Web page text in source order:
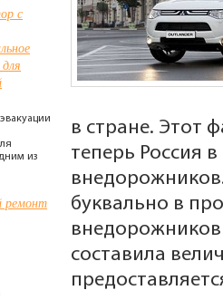
с
из
ремонт
в стране. Этот
теперь Россия
буквально в
внедорожников
составила